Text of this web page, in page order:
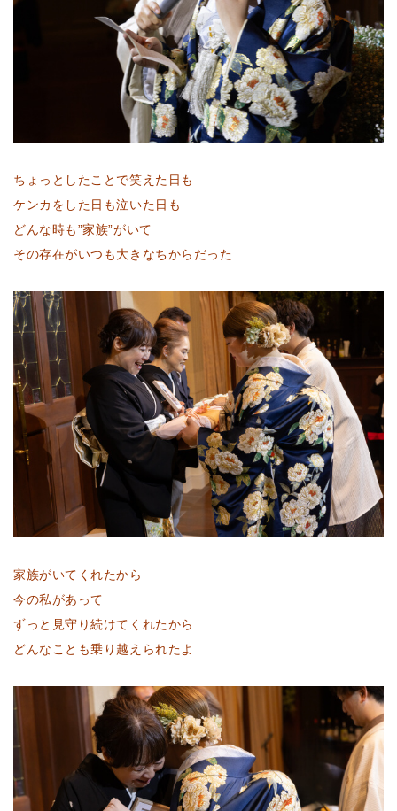
ちょっとしたことで笑えた日も
ケンカをした日も泣いた日も
どんな時も”家族”がいて
その存在がいつも大きなちからだった
家族がいてくれたから
今の私があって
ずっと見守り続けてくれたから
どんなことも乗り越えられたよ